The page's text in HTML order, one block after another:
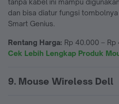
tanpa kabel ini mampu
dan bisa diatur fungsi
Smart Genius.
Rentang Harga: Rp 40.000 – Rp
Cek Lebih Lengkap Produk
9. Mouse Wireless Dell